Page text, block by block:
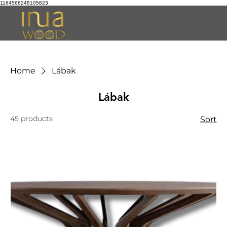
1164566248105823
Home Lábak
Lábak
45 products Sort